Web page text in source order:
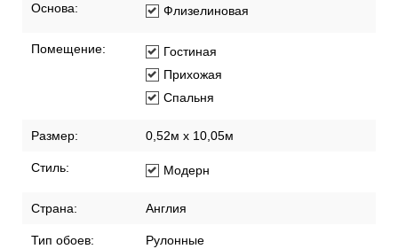
Основа: Флизелиновая
Помещение:
Гостиная
Прихожая
Спальня
Размер: 0,52м х 10,05м
Стиль: Модерн
Страна: Англия
Тип обоев: Рулонные